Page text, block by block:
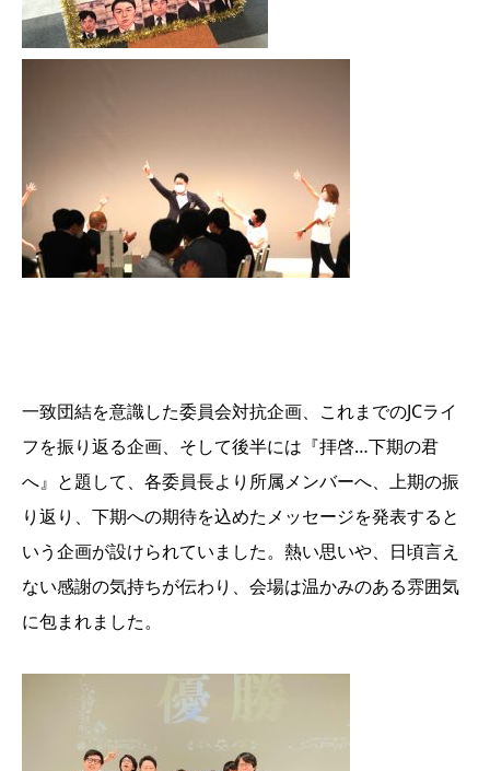
一致団結を意識した委員会対抗企画、これまでのJCライ
フを振り返る企画、そして後半には『拝啓…下期の君
へ』と題して、各委員長より所属メンバーへ、上期の振
り返り、下期への期待を込めたメッセージを発表すると
いう企画が設けられていました。熱い思いや、日頃言え
ない感謝の気持ちが伝わり、会場は温かみのある雰囲気
に包まれました。